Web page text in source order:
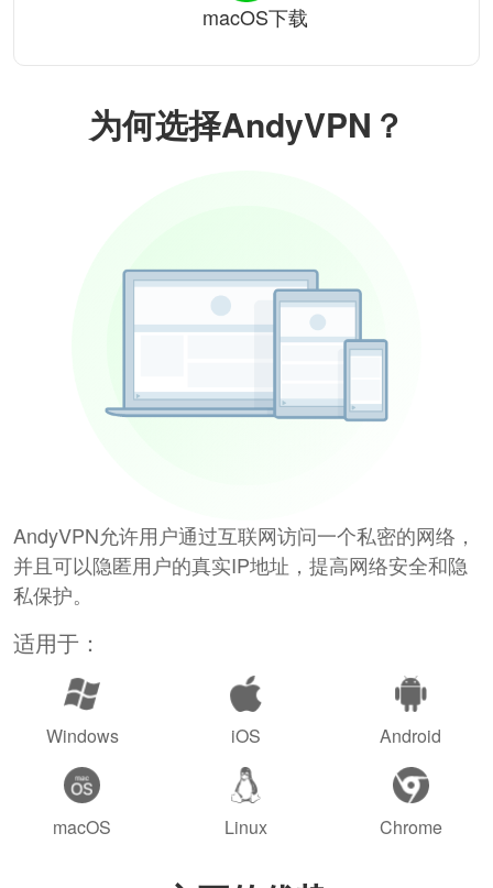
为何选择AndyVPN？
AndyVPN允许用户通过互联网访问一个私密的网络，
并且可以隐匿用户的真实IP地址，提高网络安全和隐
私保护。
适用于：
Windows iOS Android
macOS Linux Chrome
macOS下载